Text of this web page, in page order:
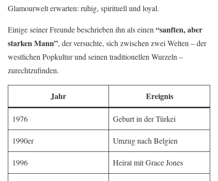
Glamourwelt erwarten: ruhig, spirituell und loyal.
Einige seiner Freunde beschrieben ihn als einen “sanften, aber
starken Mann”, der versuchte, sich zwischen zwei Welten – der
westlichen Popkultur und seinen traditionellen Wurzeln –
zurechtzufinden.
Jahr Ereignis
1976 Geburt in der Türkei
1990er Umzug nach Belgien
1996 Heirat mit Grace Jones